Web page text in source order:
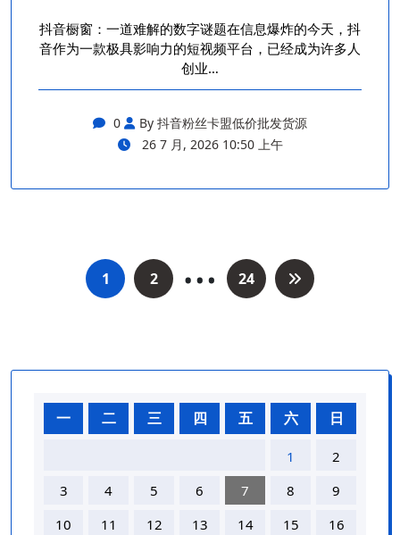
抖音橱窗：一道难解的数字谜题在信息爆炸的今天，抖
音作为一款极具影响力的短视频平台，已经成为许多人
创业…
0
By 抖音粉丝卡盟低价批发货源
26 7 月, 2026 10:50 上午
文
章
1 2 … 24
一 二 三 四 五 六 日
1
2
3
4 5 6 7 8
9
10
11 12 13 14 15
16